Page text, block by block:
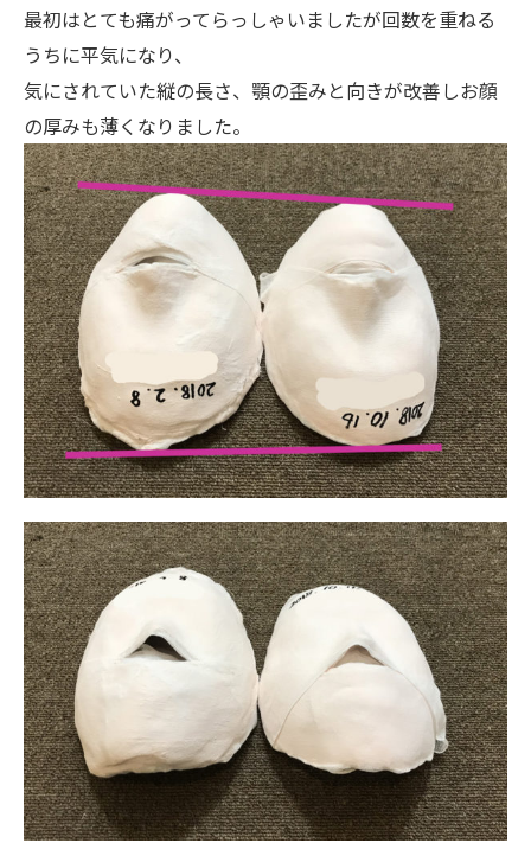
最初はとても痛がってらっしゃいましたが回数を重ねる
うちに平気になり、
気にされていた縦の長さ、顎の歪みと向きが改善しお顔
の厚みも薄くなりました。